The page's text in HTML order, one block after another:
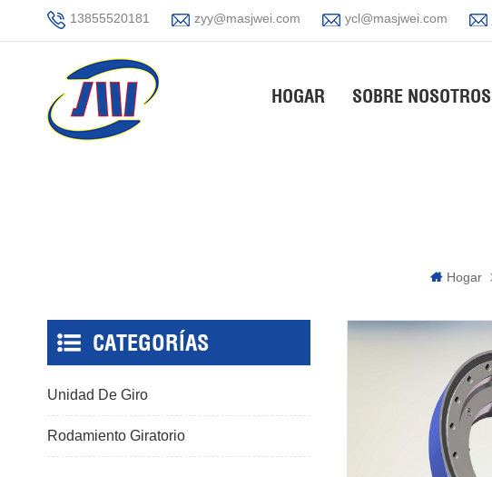
13855520181 zyy@masjwei.com ycl@masjwei.com
HOGAR SOBRE NOSOTROS
Hogar
CATEGORÍAS
Unidad De Giro
Rodamiento Giratorio